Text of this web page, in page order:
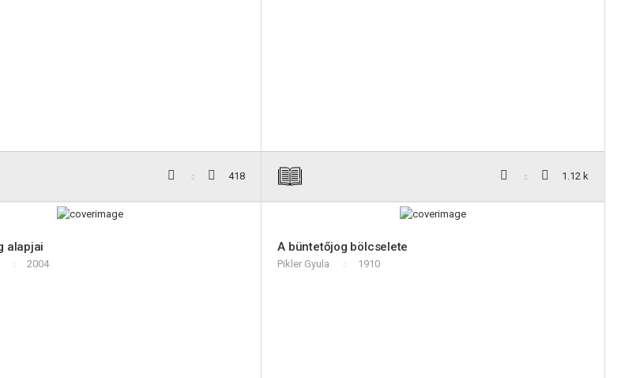
418 1.12 k
alapjai
2004
A büntetőjog bölcselete
Pikler Gyula 1910